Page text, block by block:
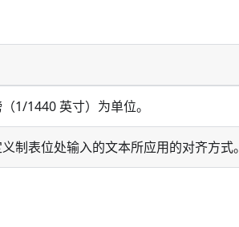
1/1440 英寸）为单位。
制表位处输入的文本所应用的对齐方式。